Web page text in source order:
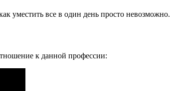
уместить все в один день просто невозможно.
к данной профессии: